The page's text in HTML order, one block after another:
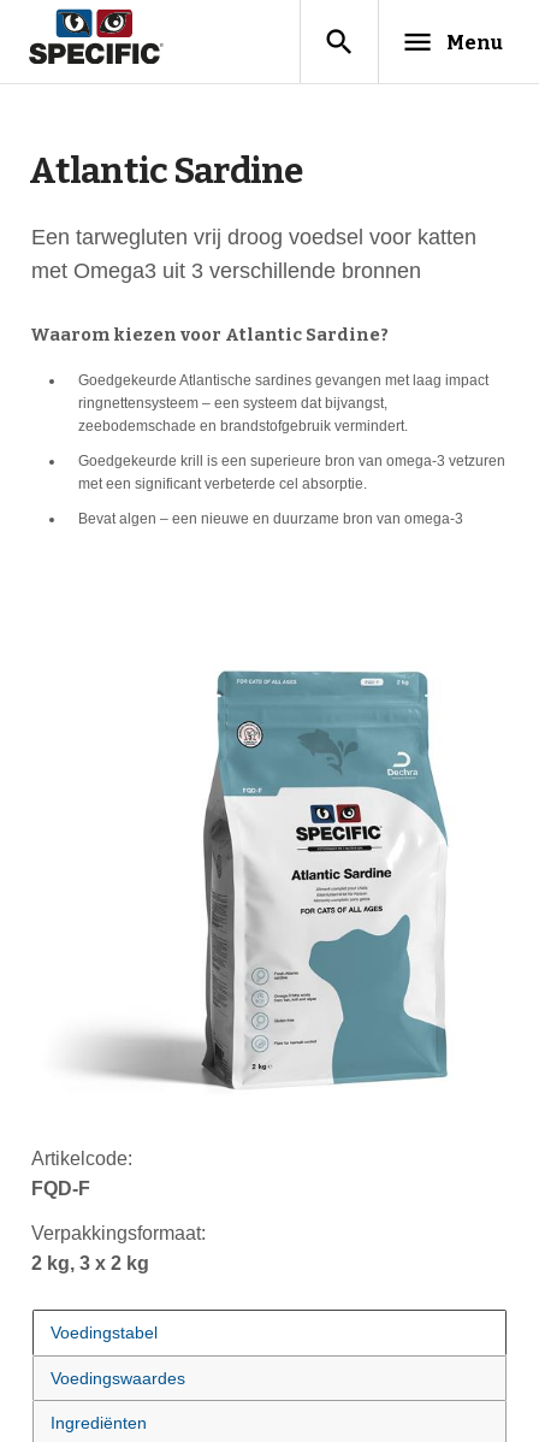
search menu Menu
Atlantic Sardine
Een tarwegluten vrij droog voedsel voor katten
met Omega3 uit 3 verschillende bronnen
Waarom kiezen voor Atlantic Sardine?
Goedgekeurde Atlantische sardines gevangen met laag impact
ringnettensysteem – een systeem dat bijvangst,
zeebodemschade en brandstofgebruik vermindert.
Goedgekeurde krill is een superieure bron van omega-3 vetzuren
met een significant verbeterde cel absorptie.
Bevat algen – een nieuwe en duurzame bron van omega-3
Artikelcode:
FQD-F
Verpakkingsformaat:
2 kg, 3 x 2 kg
Voedingstabel
Voedingswaardes
Ingrediënten